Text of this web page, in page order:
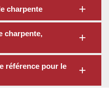
charpente
charpente,
référence pour le